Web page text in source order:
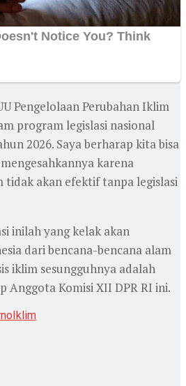
Pengelolaan Perubahan Iklim
program legislasi nasional
2026. Saya berharap kita bisa
karena
tidak akan efektif tanpa legislasi
inilah yang kelak akan
dari bencana-bencana alam
iklim sesungguhnya adalah
Anggota Komisi XII DPR RI ini.
Iklim